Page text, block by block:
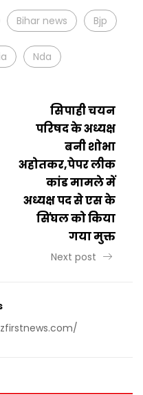
Bihar news Bjp
Nda
सिपाही चयन
परिषद के अध्यक्ष
बनी शोभा
अहोतकर,पेपर लीक
कांड मामले में
अध्यक्ष पद से एस के
सिंघल को किया
गया मुक्त
Next post